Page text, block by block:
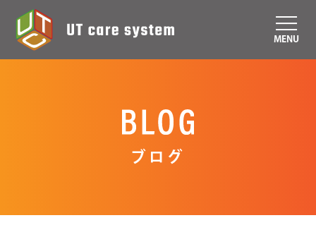
MENU
ブログ